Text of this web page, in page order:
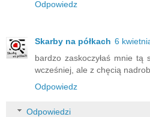
Odpowiedz
Skarby na półkach 6
bardzo zaskoczyłaś mnie tą
wcześniej, ale z chęcią
Odpowiedz
Odpowiedzi